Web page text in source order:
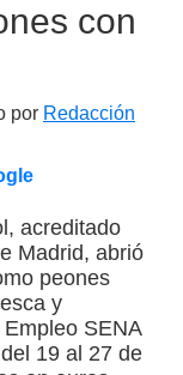
con
por Redacción
acreditado
Madrid, abrió
peones
y
SENA
19 al 27 de